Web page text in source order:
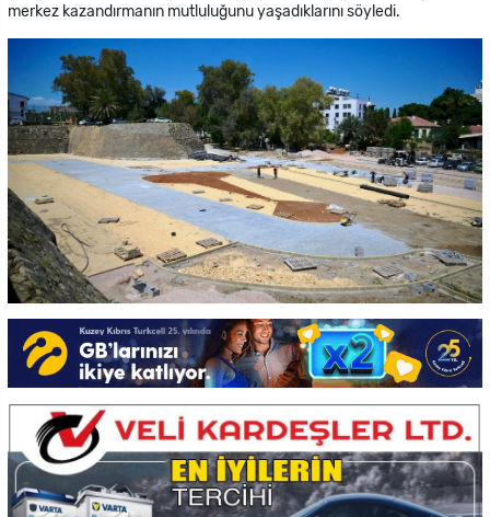
merkez kazandırmanın mutluluğunu yaşadıklarını söyledi.